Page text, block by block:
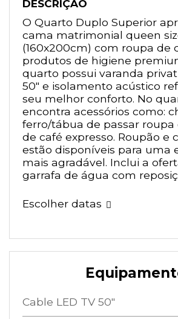
DESCRIÇÃO
O Quarto Duplo Superior
cama matrimonial queen
(160x200cm) com roupa de
produtos de higiene
quarto possui varanda
50" e isolamento acústico
seu melhor conforto. No
encontra acessórios como:
ferro/tábua de passar roupa
de café expresso. Roupão e
estão disponíveis para uma
mais agradável. Inclui a
garrafa de água com
Escolher datas
Cable LED TV 50"